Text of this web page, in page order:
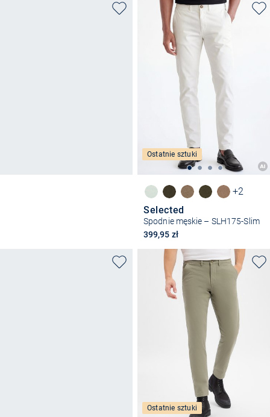
Ostatnie sztuki
+2
Selected
Spodnie męskie – SLH175-Slim
399,95 zł
Ostatnie sztuki